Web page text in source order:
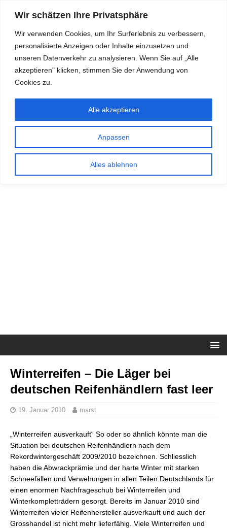
Wir schätzen Ihre Privatsphäre
Wir verwenden Cookies, um Ihr Surferlebnis zu verbessern,
personalisierte Anzeigen oder Inhalte einzusetzen und
unseren Datenverkehr zu analysieren. Wenn Sie auf „Alle
akzeptieren" klicken, stimmen Sie der Anwendung von
Cookies zu.
Anpassen
Alles ablehnen
Alle akzeptieren
RDKS.EXPERT
TESTS, EXPERTEN-TIPPS RUND UM DAS THEMA RDKS UND
Winterreifen – Die Läger bei
deutschen Reifenhändlern fast leer
19. Januar 2010 msrst
„Winterreifen ausverkauft“ So oder so ähnlich könnte man die
Situation bei deutschen Reifenhändlern nach dem
Rekordwintergeschäft 2009/2010 bezeichnen. Schliesslich
haben die Abwrackprämie und der harte Winter mit starken
Schneefällen und Verwehungen in allen Teilen Deutschlands für
einen enormen Nachfrageschub bei Winterreifen und
Winterkompletträdern gesorgt. Bereits im Januar 2010 sind
Winterreifen vieler Reifenhersteller ausverkauft und auch der
Grosshandel ist nicht mehr lieferfähig. Viele Winterreifen und